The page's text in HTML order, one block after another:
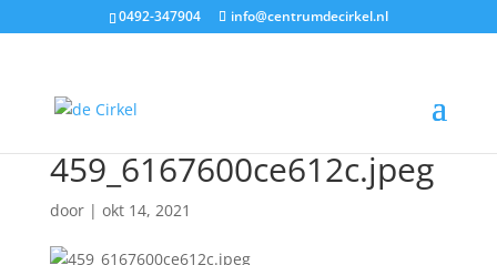
0492-347904 info@centrumdecirkel.nl
459_6167600ce612c.jpeg
door | okt 14, 2021